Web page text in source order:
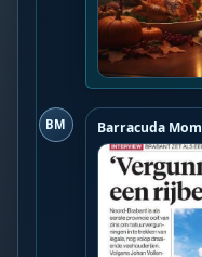
BM Barracuda Mom